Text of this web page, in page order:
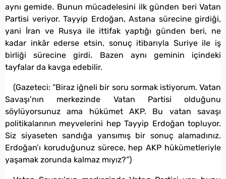
aynı gemide. Bunun mücadelesini ilk günden beri Vatan
Partisi veriyor. Tayyip Erdoğan, Astana sürecine girdiği,
yani İran ve Rusya ile ittifak yaptığı günden beri, ne
kadar inkâr ederse etsin, sonuç itibarıyla Suriye ile iş
birliği sürecine girdi. Bazen aynı geminin içindeki
tayfalar da kavga edebilir.
(Gazeteci: “Biraz iğneli bir soru sormak istiyorum. Vatan
Savaşı’nın merkezinde Vatan Partisi olduğunu
söylüyorsunuz ama hükümet AKP. Bu vatan savaşı
politikalarının meyvelerini hep Tayyip Erdoğan topluyor.
Siz siyaseten sandığa yansımış bir sonuç alamadınız.
Erdoğan’ı koruduğunuz sürece, hep AKP hükümetleriyle
yaşamak zorunda kalmaz mıyız?”)